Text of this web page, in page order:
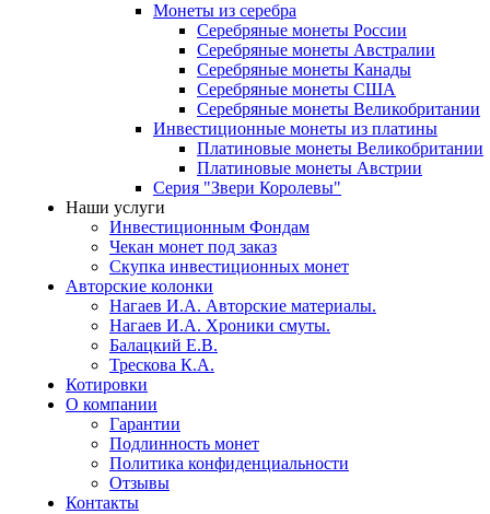
Монеты из серебра
Серебряные монеты России
Серебряные монеты Австралии
Серебряные монеты Канады
Серебряные монеты США
Серебряные монеты Великобритании
Инвестиционные монеты из платины
Платиновые монеты Великобритании
Платиновые монеты Австрии
Серия "Звери Королевы"
Наши услуги
Инвестиционным Фондам
Чекан монет под заказ
Скупка инвестиционных монет
Авторские колонки
Нагаев И.А. Авторские материалы.
Нагаев И.А. Хроники смуты.
Балацкий Е.В.
Трескова К.А.
Котировки
О компании
Гарантии
Подлинность монет
Политика конфиденциальности
Отзывы
Контакты